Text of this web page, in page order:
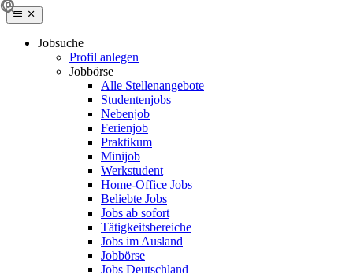
Jobsuche
Profil anlegen
Jobbörse
Alle Stellenangebote
Studentenjobs
Nebenjob
Ferienjob
Praktikum
Minijob
Werkstudent
Home-Office Jobs
Beliebte Jobs
Jobs ab sofort
Tätigkeitsbereiche
Jobs im Ausland
Jobbörse
Jobs Deutschland